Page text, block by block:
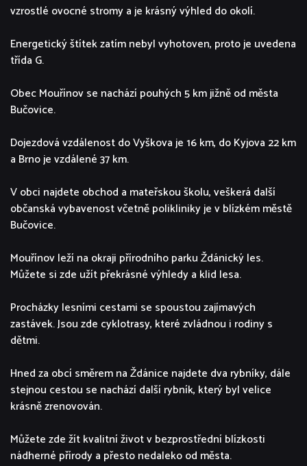
vzrostlé ovocné stromy a je krásný výhled do okolí.
Energetický štítek zatím nebyl vyhotoven, proto je uvedena
třída G.
Obec Mouřínov se nachází pouhých 5 km jižně od města
Bučovice.
Dojezdová vzdálenost do Vyškova je 16 km, do Kyjova 22 km
a Brno je vzdálené 37 km.
V obci najdete obchod a mateřskou školu, veškerá další
občanská vybavenost včetně polikliniky je v blízkém městě
Bučovice.
Mouřínov leží na okraji přírodního parku Ždánický les.
Můžete si zde užít překrásné výhledy a klid lesa.
Procházky lesními cestami se spoustou zajímavých
zastávek. Jsou zde cyklotrasy, které zvládnou i rodiny s
dětmi.
Hned za obcí směrem na Ždánice najdete dva rybníky, dále
stejnou cestou se nachází další rybník, který byl velice
krásně zrenovován.
Můžete zde žít kvalitní život v bezprostřední blízkosti
nádherné přírody a přesto nedaleko od města.